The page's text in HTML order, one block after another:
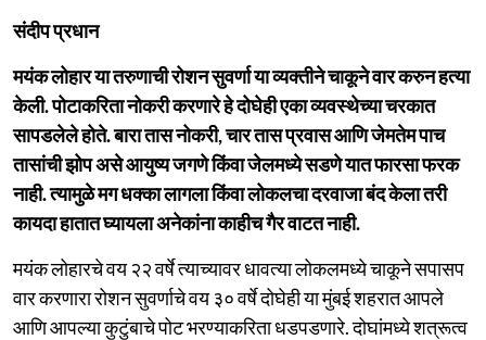
संदीप प्रधान
मयंक लोहार या तरुणाची रोशन सुवर्णा या व्यक्तीने चाकूने वार करुन हत्या
केली. पोटाकरिता नोकरी करणारे हे दोघेही एका व्यवस्थेच्या चरकात
सापडलेले होते. बारा तास नोकरी, चार तास प्रवास आणि जेमतेम पाच
तासांची झोप असे आयुष्य जगणे किंवा जेलमध्ये सडणे यात फारसा फरक
नाही. त्यामुळे मग धक्का लागला किंवा लोकलचा दरवाजा बंद केला तरी
कायदा हातात घ्यायला अनेकांना काहीच गैर वाटत नाही.
मयंक लोहारचे वय २२ वर्षे त्याच्यावर धावत्या लोकलमध्ये चाकूने सपासप
वार करणारा रोशन सुवर्णाचे वय ३० वर्षे दोघेही या मुंबई शहरात आपले
आणि आपल्या कुटुंबाचे पोट भरण्याकरिता धडपडणारे. दोघांमध्ये शत्रूत्व